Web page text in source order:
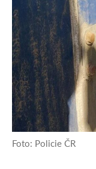
Foto: Policie ČR